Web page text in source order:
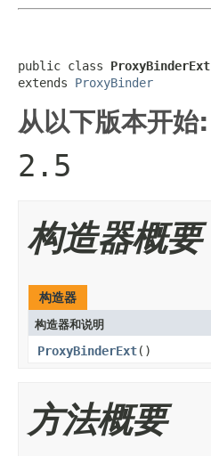
public class ProxyBinderExt
extends ProxyBinder
从以下版本开始:
2.5
构造器概要
构造器
构造器和说明
ProxyBinderExt()
方法概要